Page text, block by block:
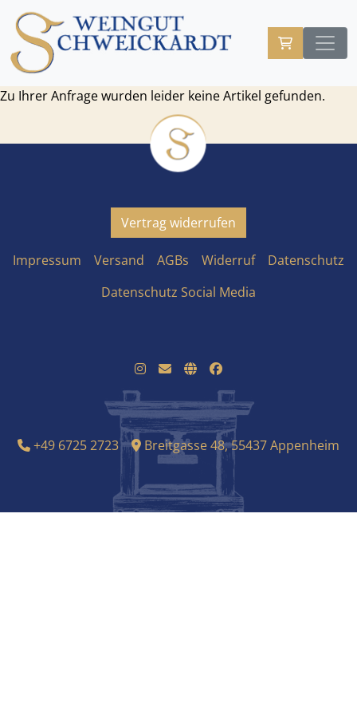
Zu Ihrer Anfrage wurden leider keine Artikel gefunden.
Vertrag widerrufen
Impressum Versand AGBs Widerruf
Datenschutz
Datenschutz Social Media
+49 6725 2723 Breitgasse 48, 55437 Appenheim